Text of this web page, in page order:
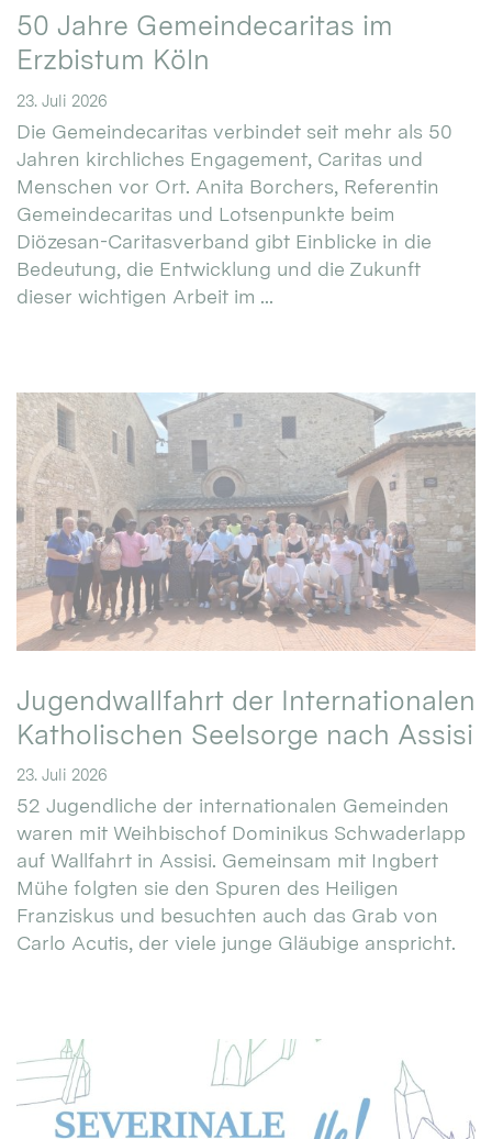
50 Jahre Gemeindecaritas im
Erzbistum Köln
23. Juli 2026
Die Gemeindecaritas verbindet seit mehr als 50
Jahren kirchliches Engagement, Caritas und
Menschen vor Ort. Anita Borchers, Referentin
Gemeindecaritas und Lotsenpunkte beim
Diözesan-Caritasverband gibt Einblicke in die
Bedeutung, die Entwicklung und die Zukunft
dieser wichtigen Arbeit im ...
Jugendwallfahrt der Internationalen
Katholischen Seelsorge nach Assisi
23. Juli 2026
52 Jugendliche der internationalen Gemeinden
waren mit Weihbischof Dominikus Schwaderlapp
auf Wallfahrt in Assisi. Gemeinsam mit Ingbert
Mühe folgten sie den Spuren des Heiligen
Franziskus und besuchten auch das Grab von
Carlo Acutis, der viele junge Gläubige anspricht.